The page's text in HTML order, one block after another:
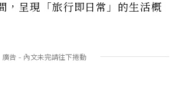
，呈現「旅行即日常」的生活概